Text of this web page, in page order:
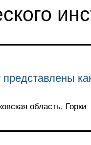
область, Горки